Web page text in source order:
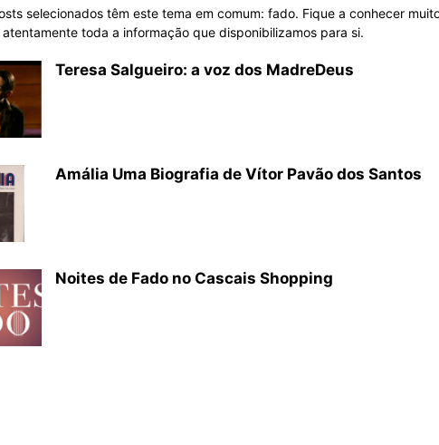
selecionados têm este tema em comum: fado. Fique a conhecer
toda a informação que disponibilizamos para si.
Teresa Salgueiro: a voz dos MadreDeus
Amália Uma Biografia de Vítor Pavão dos Santos
Noites de Fado no Cascais Shopping